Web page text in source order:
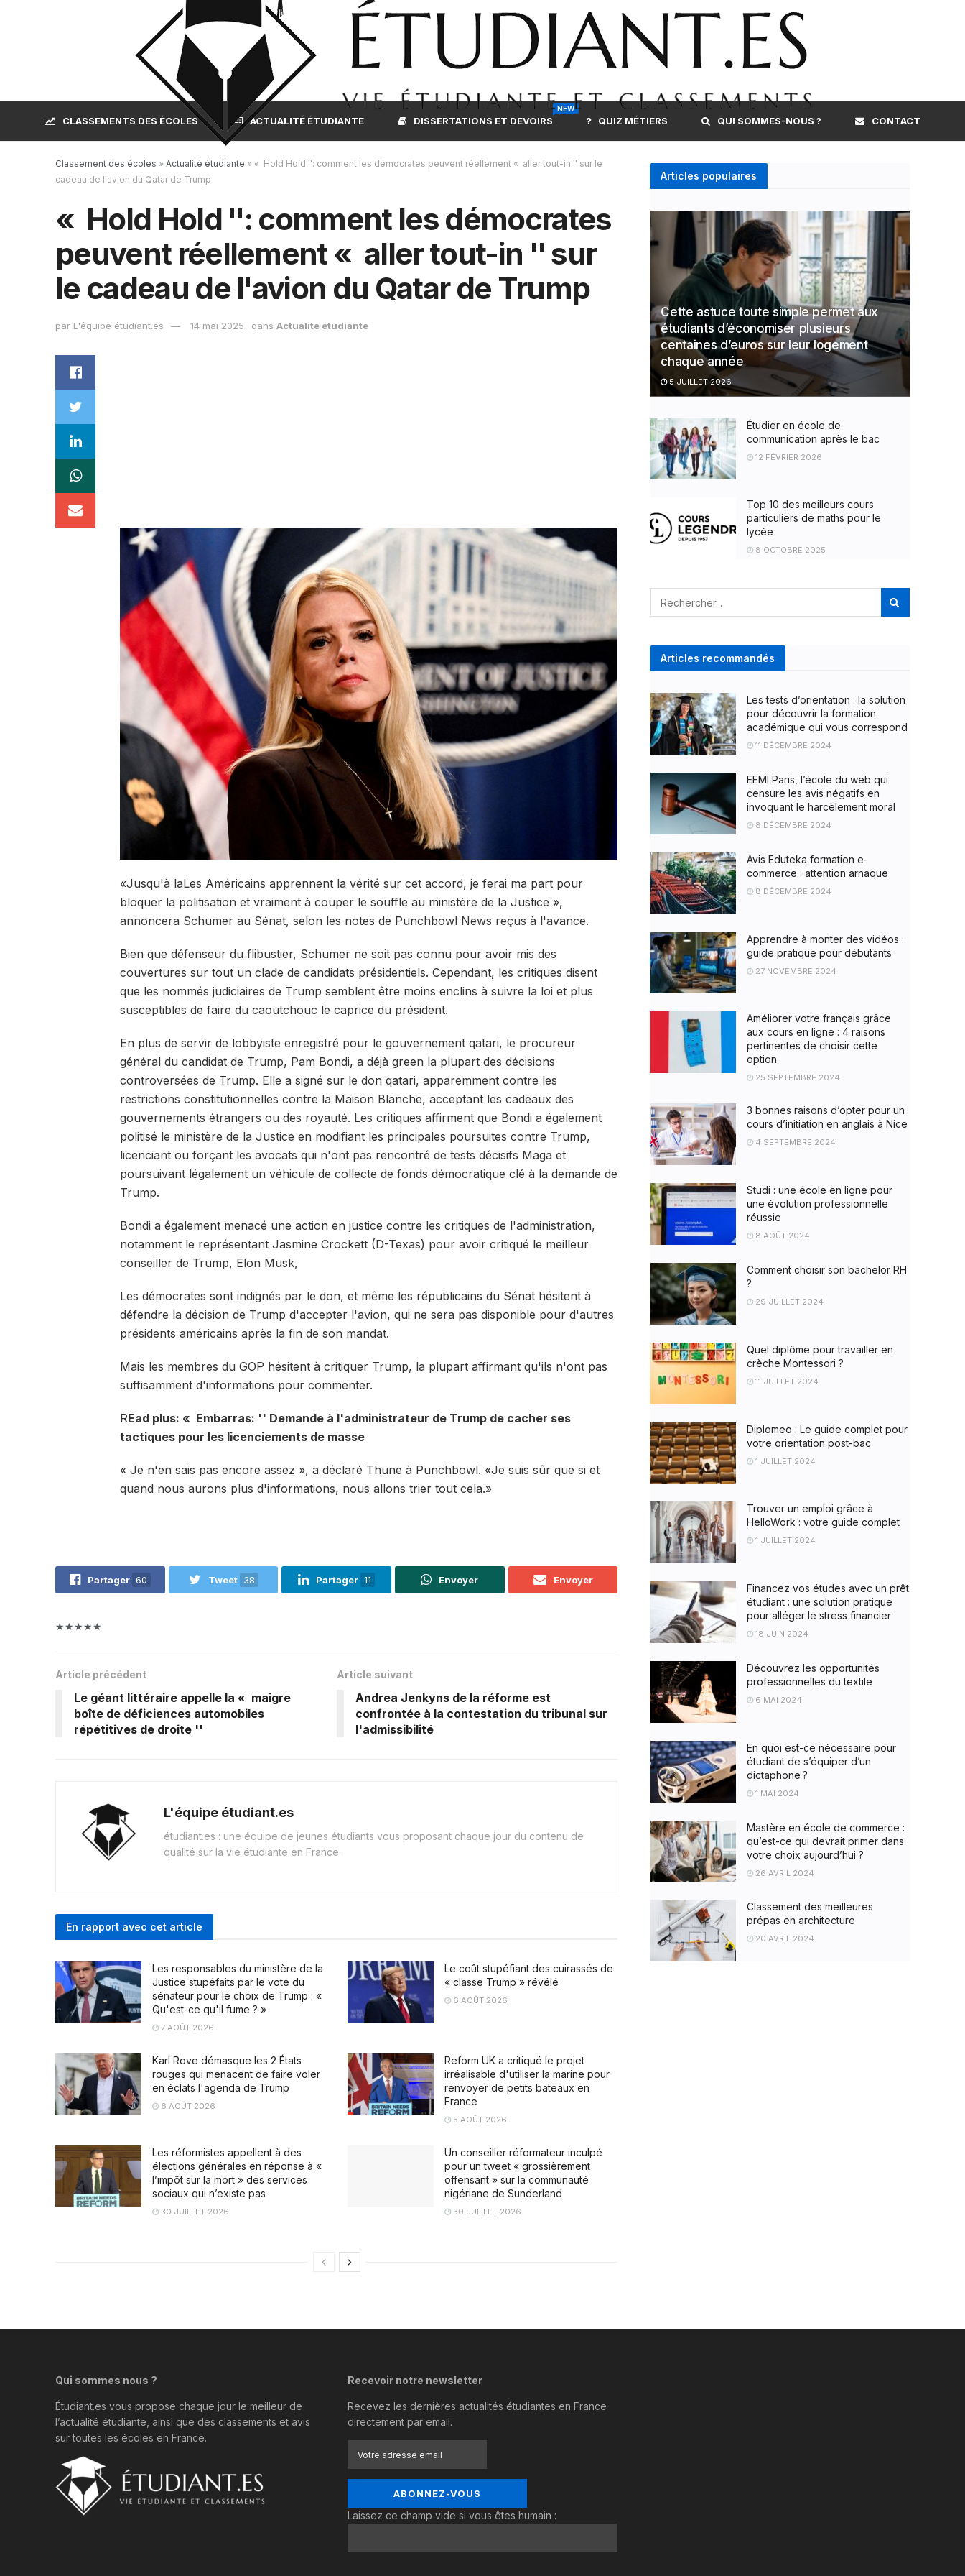
CLASSEMENTS DES ÉCOLES ACTUALITÉ ÉTUDIANTE DISSERTATIONS ET DEVOIRS
NEW
QUIZ MÉTIERS QUI SOMMES-NOUS ? CONTACT
Classement des écoles » Actualité étudiante » « Hold Hold '': comment les démocrates peuvent réellement « aller tout-in '' sur le
cadeau de l'avion du Qatar de Trump
« Hold Hold '': comment les démocrates
peuvent réellement « aller tout-in '' sur
le cadeau de l'avion du Qatar de Trump
par L'équipe étudiant.es 14 mai 2025 dans Actualité étudiante
«Jusqu'à laLes Américains apprennent la vérité sur cet accord, je ferai ma part pour
bloquer la politisation et vraiment à couper le souffle au ministère de la Justice »,
annoncera Schumer au Sénat, selon les notes de Punchbowl News reçus à l'avance.
Bien que défenseur du flibustier, Schumer ne soit pas connu pour avoir mis des
couvertures sur tout un clade de candidats présidentiels. Cependant, les critiques disent
que les nommés judiciaires de Trump semblent être moins enclins à suivre la loi et plus
susceptibles de faire du caoutchouc le caprice du président.
En plus de servir de lobbyiste enregistré pour le gouvernement qatari, le procureur
général du candidat de Trump, Pam Bondi, a déjà green la plupart des décisions
controversées de Trump. Elle a signé sur le don qatari, apparemment contre les
restrictions constitutionnelles contre la Maison Blanche, acceptant les cadeaux des
gouvernements étrangers ou des royauté. Les critiques affirment que Bondi a également
politisé le ministère de la Justice en modifiant les principales poursuites contre Trump,
licenciant ou forçant les avocats qui n'ont pas rencontré de tests décisifs Maga et
poursuivant légalement un véhicule de collecte de fonds démocratique clé à la demande de
Trump.
Bondi a également menacé une action en justice contre les critiques de l'administration,
notamment le représentant Jasmine Crockett (D-Texas) pour avoir critiqué le meilleur
conseiller de Trump, Elon Musk,
Les démocrates sont indignés par le don, et même les républicains du Sénat hésitent à
défendre la décision de Trump d'accepter l'avion, qui ne sera pas disponible pour d'autres
présidents américains après la fin de son mandat.
Mais les membres du GOP hésitent à critiquer Trump, la plupart affirmant qu'ils n'ont pas
suffisamment d'informations pour commenter.
REad plus: « Embarras: '' Demande à l'administrateur de Trump de cacher ses
tactiques pour les licenciements de masse
« Je n'en sais pas encore assez », a déclaré Thune à Punchbowl. «Je suis sûr que si et
quand nous aurons plus d'informations, nous allons trier tout cela.»
Partager 60 Tweet 38 Partager 11 Envoyer Envoyer
★★★★★
Article précédent
Le géant littéraire appelle la « maigre
boîte de déficiences automobiles
répétitives de droite ''
Article suivant
Andrea Jenkyns de la réforme est
confrontée à la contestation du tribunal sur
l'admissibilité
L'équipe étudiant.es
étudiant.es : une équipe de jeunes étudiants vous proposant chaque jour du contenu de
qualité sur la vie étudiante en France.
En rapport avec cet article
Les responsables du ministère de la
Justice stupéfaits par le vote du
sénateur pour le choix de Trump : «
Qu'est-ce qu'il fume ? »
7 AOÛT 2026
Le coût stupéfiant des cuirassés de
« classe Trump » révélé
6 AOÛT 2026
Karl Rove démasque les 2 États
rouges qui menacent de faire voler
en éclats l'agenda de Trump
6 AOÛT 2026
Reform UK a critiqué le projet
irréalisable d'utiliser la marine pour
renvoyer de petits bateaux en
France
5 AOÛT 2026
Les réformistes appellent à des
élections générales en réponse à «
l’impôt sur la mort » des services
sociaux qui n’existe pas
30 JUILLET 2026
Un conseiller réformateur inculpé
pour un tweet « grossièrement
offensant » sur la communauté
nigériane de Sunderland
30 JUILLET 2026
Articles populaires
Cette astuce toute simple permet aux
étudiants d’économiser plusieurs
centaines d’euros sur leur logement
chaque année
5 JUILLET 2026
Étudier en école de
communication après le bac
12 FÉVRIER 2026
Top 10 des meilleurs cours
particuliers de maths pour le
lycée
8 OCTOBRE 2025
Articles recommandés
Les tests d’orientation : la solution
pour découvrir la formation
académique qui vous correspond
11 DÉCEMBRE 2024
EEMI Paris, l’école du web qui
censure les avis négatifs en
invoquant le harcèlement moral
8 DÉCEMBRE 2024
Avis Eduteka formation e-
commerce : attention arnaque
8 DÉCEMBRE 2024
Apprendre à monter des vidéos :
guide pratique pour débutants
27 NOVEMBRE 2024
Améliorer votre français grâce
aux cours en ligne : 4 raisons
pertinentes de choisir cette
option
25 SEPTEMBRE 2024
3 bonnes raisons d’opter pour un
cours d’initiation en anglais à Nice
4 SEPTEMBRE 2024
Studi : une école en ligne pour
une évolution professionnelle
réussie
8 AOÛT 2024
Comment choisir son bachelor RH
?
29 JUILLET 2024
Quel diplôme pour travailler en
crèche Montessori ?
11 JUILLET 2024
Diplomeo : Le guide complet pour
votre orientation post-bac
1 JUILLET 2024
Trouver un emploi grâce à
HelloWork : votre guide complet
1 JUILLET 2024
Financez vos études avec un prêt
étudiant : une solution pratique
pour alléger le stress financier
18 JUIN 2024
Découvrez les opportunités
professionnelles du textile
6 MAI 2024
En quoi est-ce nécessaire pour
étudiant de s’équiper d’un
dictaphone ?
1 MAI 2024
Mastère en école de commerce :
qu’est-ce qui devrait primer dans
votre choix aujourd’hui ?
26 AVRIL 2024
Classement des meilleures
prépas en architecture
20 AVRIL 2024
Qui sommes nous ?
Étudiant.es vous propose chaque jour le meilleur de
l’actualité étudiante, ainsi que des classements et avis
sur toutes les écoles en France.
Recevoir notre newsletter
Recevez les dernières actualités étudiantes en France
directement par email.
Laissez ce champ vide si vous êtes humain :